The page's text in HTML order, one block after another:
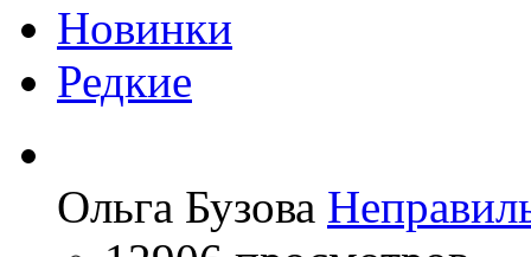
Новинки
Редкие
Ольга Бузова